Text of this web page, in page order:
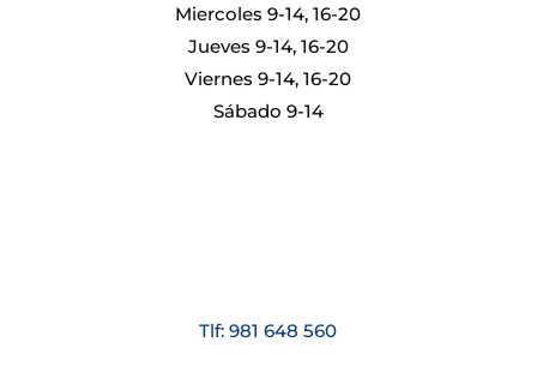
Miercoles 9-14, 16-20
Jueves 9-14, 16-20
Viernes 9-14, 16-20
Sábado 9-14
Tlf: 981 648 560